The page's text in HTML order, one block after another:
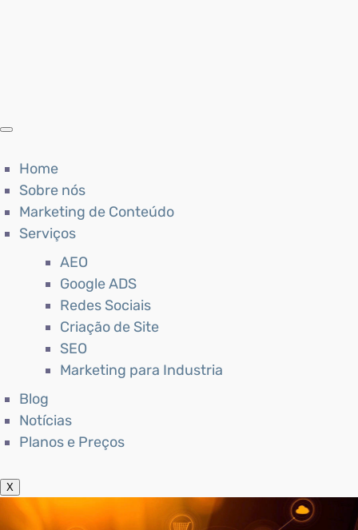
Home
Sobre nós
Marketing de Conteúdo
Serviços
AEO
Google ADS
Redes Sociais
Criação de Site
SEO
Marketing para Industria
Blog
Notícias
Planos e Preços
X